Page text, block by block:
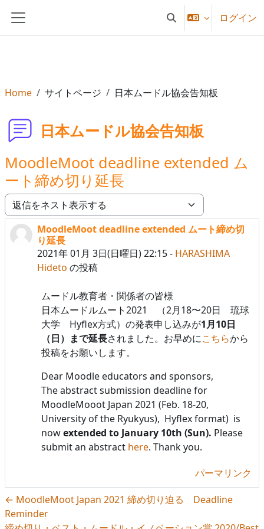
サイドパネル 検索入力に切り替える
ログイン
Home サイトページ 日本ムードル協会告知板
日本ムードル協会告知板
MoodleMoot deadline extended ム
ート締め切り延長
表示モード
MoodleMoot deadline extended ムート締め切
り延長
2021年 01月 3日(日曜日) 22:15- HARASHIMA
Hideto の投稿
返信数: 0
ムードル教育者・関係者の皆様
日本ムードルムート2021 （2月18〜20日 琉球
大学 Hyflex方式）の発表申し込みが1月10日
（日）まで延長されました。お早めにこちらから
投稿をお願いします。
Dear Moodle educators and sponsors,
The abstract submission deadline for
MoodleMooot Japan 2021 (Feb. 18-20,
University of the Ryukyus), Hyflex format) is
nowextended to January 10th (Sun). Please
submit an abstract here. Thank you.
パーマリンク
← MoodleMoot Japan 2021 締め切り迫る Deadline
Reminder